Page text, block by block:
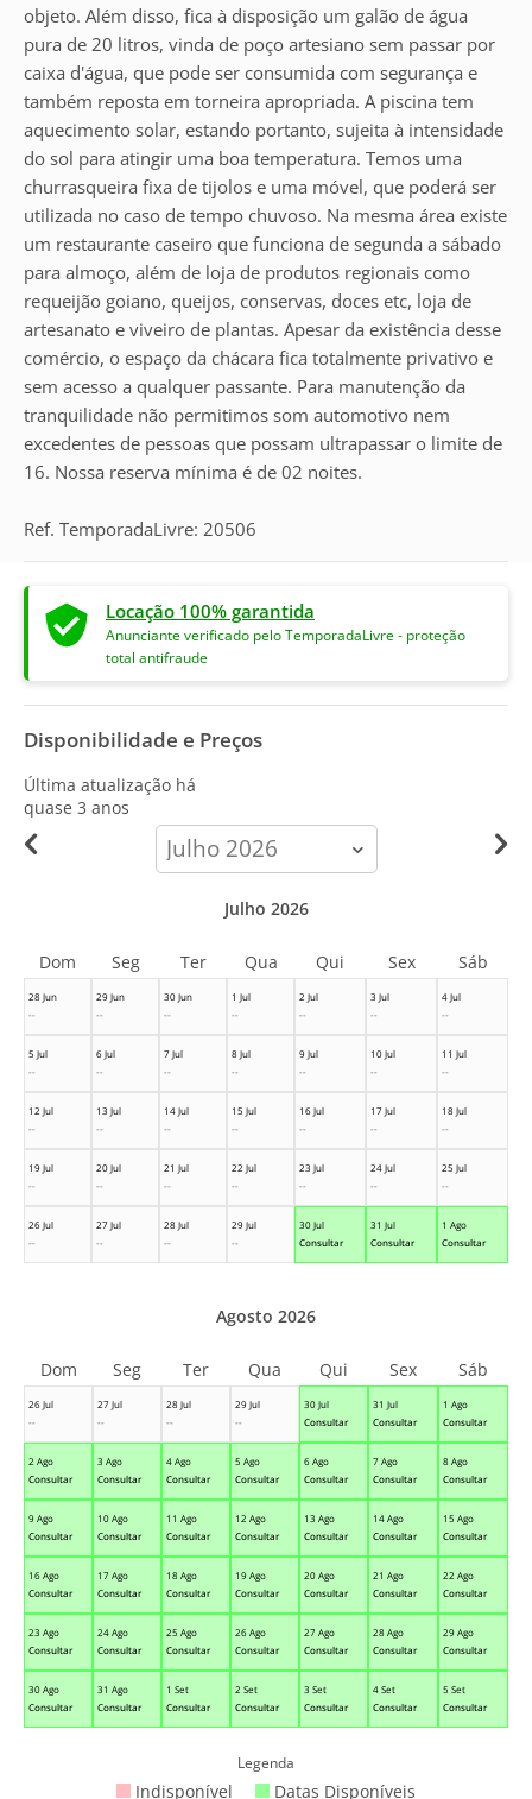
objeto. Além disso, fica à disposição um galão de água
pura de 20 litros, vinda de poço artesiano sem passar por
caixa d'água, que pode ser consumida com segurança e
também reposta em torneira apropriada. A piscina tem
aquecimento solar, estando portanto, sujeita à intensidade
do sol para atingir uma boa temperatura. Temos uma
churrasqueira fixa de tijolos e uma móvel, que poderá ser
utilizada no caso de tempo chuvoso. Na mesma área existe
um restaurante caseiro que funciona de segunda a sábado
para almoço, além de loja de produtos regionais como
requeijão goiano, queijos, conservas, doces etc, loja de
artesanato e viveiro de plantas. Apesar da existência desse
comércio, o espaço da chácara fica totalmente privativo e
sem acesso a qualquer passante. Para manutenção da
tranquilidade não permitimos som automotivo nem
excedentes de pessoas que possam ultrapassar o limite de
16. Nossa reserva mínima é de 02 noites.
Ref. TemporadaLivre: 20506
Locação 100% garantida
Anunciante verificado pelo TemporadaLivre - proteção
total antifraude
Disponibilidade e Preços
Última atualização há
quase 3 anos
calendar-
month
28 Jun
--
29 Jun
--
30 Jun
--
1 Jul
--
2 Jul
--
3 Jul
--
4 Jul
--
5 Jul
--
6 Jul
--
7 Jul
--
8 Jul
--
9 Jul
--
10 Jul
--
11 Jul
--
12 Jul
--
13 Jul
--
14 Jul
--
15 Jul
--
16 Jul
--
17 Jul
--
18 Jul
--
19 Jul
--
20 Jul
--
21 Jul
--
22 Jul
--
23 Jul
--
24 Jul
--
25 Jul
--
26 Jul
--
27 Jul
--
28 Jul
--
29 Jul
--
30 Jul
Consultar
31 Jul
Consultar
1 Ago
Consultar
Julho 2026
Dom Seg Ter Qua Qui Sex Sáb
26 Jul
--
27 Jul
--
28 Jul
--
29 Jul
--
30 Jul
Consultar
31 Jul
Consultar
1 Ago
Consultar
2 Ago
Consultar
3 Ago
Consultar
4 Ago
Consultar
5 Ago
Consultar
6 Ago
Consultar
7 Ago
Consultar
8 Ago
Consultar
9 Ago
Consultar
10 Ago
Consultar
11 Ago
Consultar
12 Ago
Consultar
13 Ago
Consultar
14 Ago
Consultar
15 Ago
Consultar
16 Ago
Consultar
17 Ago
Consultar
18 Ago
Consultar
19 Ago
Consultar
20 Ago
Consultar
21 Ago
Consultar
22 Ago
Consultar
23 Ago
Consultar
24 Ago
Consultar
25 Ago
Consultar
26 Ago
Consultar
27 Ago
Consultar
28 Ago
Consultar
29 Ago
Consultar
30 Ago
Consultar
31 Ago
Consultar
1 Set
Consultar
2 Set
Consultar
3 Set
Consultar
4 Set
Consultar
5 Set
Consultar
Agosto 2026
Dom Seg Ter Qua Qui Sex Sáb
Legenda
Indisponível Datas Disponíveis